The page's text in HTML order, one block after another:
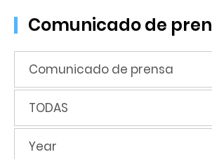
Comunicado de
Comunicado de prensa
TODAS
Year